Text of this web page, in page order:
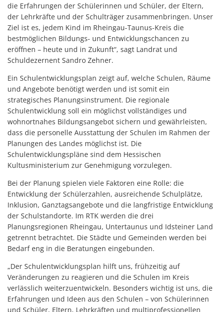
die Erfahrungen der Schülerinnen und Schüler, der Eltern,
der Lehrkräfte und der Schulträger zusammenbringen. Unser
Ziel ist es, jedem Kind im Rheingau-Taunus-Kreis die
bestmöglichen Bildungs- und Entwicklungschancen zu
eröffnen – heute und in Zukunft“, sagt Landrat und
Schuldezernent Sandro Zehner.
Ein Schulentwicklungsplan zeigt auf, welche Schulen, Räume
und Angebote benötigt werden und ist somit ein
strategisches Planungsinstrument. Die regionale
Schulentwicklung soll ein möglichst vollständiges und
wohnortnahes Bildungsangebot sichern und gewährleisten,
dass die personelle Ausstattung der Schulen im Rahmen der
Planungen des Landes möglichst ist. Die
Schulentwicklungspläne sind dem Hessischen
Kultusministerium zur Genehmigung vorzulegen.
Bei der Planung spielen viele Faktoren eine Rolle: die
Entwicklung der Schülerzahlen, ausreichende Schulplätze,
Inklusion, Ganztagsangebote und die langfristige Entwicklung
der Schulstandorte. Im RTK werden die drei
Planungsregionen Rheingau, Untertaunus und Idsteiner Land
getrennt betrachtet. Die Städte und Gemeinden werden bei
Bedarf eng in die Beratungen eingebunden.
„Der Schulentwicklungsplan hilft uns, frühzeitig auf
Veränderungen zu reagieren und die Schulen im Kreis
verlässlich weiterzuentwickeln. Besonders wichtig ist uns, die
Erfahrungen und Ideen aus den Schulen – von Schülerinnen
und Schüler, Eltern, Lehrkräften und multiprofessionellen